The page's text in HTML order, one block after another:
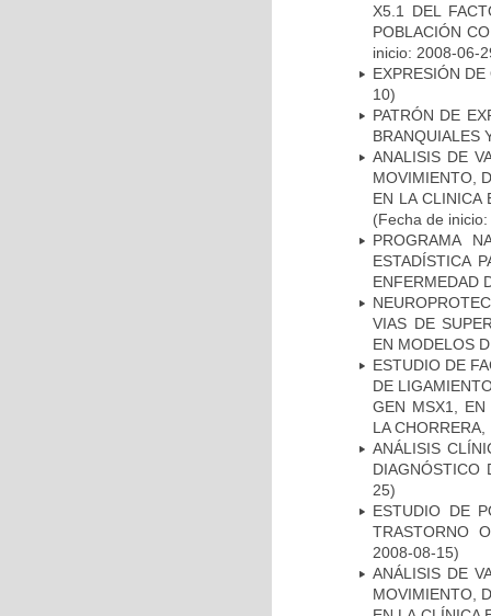
X5.1 DEL
POBLACIÓN
inicio: 2008-06-
EXPRESIÓN
10)
PATRÓN DE
BRANQUIALES
ANALISIS DE
MOVIMIENTO,
EN LA CLINICA
(Fecha de
PROGRAMA
ESTADÍSTICA
ENFERMEDAD
VIAS DE
EN MODELOS
ESTUDIO DE
DE
GEN MSX1, EN
LA
ANÁLISIS
DIAGNÓSTICO
25)
ESTUDIO DE
TRASTORNO
2008-08-15)
ANÁLISIS DE
MOVIMIENTO,